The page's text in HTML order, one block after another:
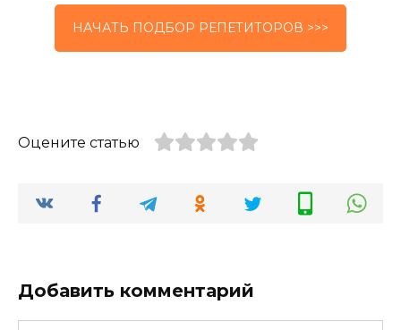
НАЧАТЬ ПОДБОР РЕПЕТИТОРОВ >>>
Оцените статью
Добавить комментарий